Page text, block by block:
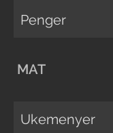
Penger
MAT
Ukemenyer